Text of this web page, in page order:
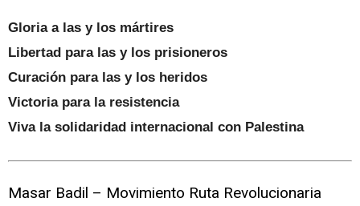
Gloria a las y los mártires
Libertad para las y los prisioneros
Curación para las y los heridos
Victoria para la resistencia
Viva la solidaridad internacional con Palestina
Masar Badil – Movimiento Ruta Revolucionaria